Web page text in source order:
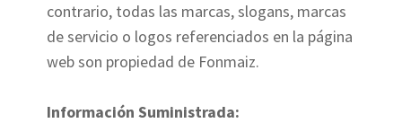
contrario, todas las marcas, slogans, marcas
de servicio o logos referenciados en la página
web son propiedad de Fonmaiz.
Información Suministrada: